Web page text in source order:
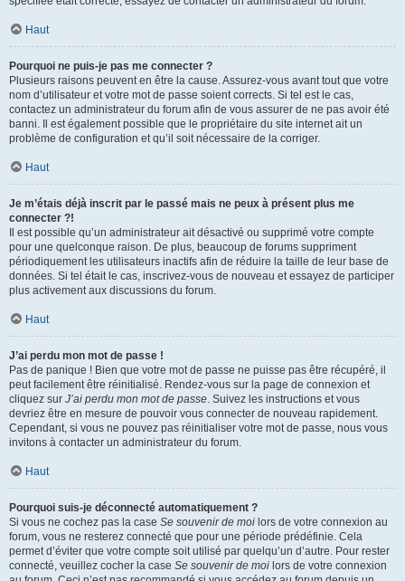
Haut
Pourquoi ne puis-je pas me connecter ?
Plusieurs raisons peuvent en être la cause. Assurez-vous avant tout que votre
nom d’utilisateur et votre mot de passe soient corrects. Si tel est le cas,
contactez un administrateur du forum afin de vous assurer de ne pas avoir été
banni. Il est également possible que le propriétaire du site internet ait un
problème de configuration et qu’il soit nécessaire de la corriger.
Haut
Je m’étais déjà inscrit par le passé mais ne peux à présent plus me
connecter ?!
Il est possible qu’un administrateur ait désactivé ou supprimé votre compte
pour une quelconque raison. De plus, beaucoup de forums suppriment
périodiquement les utilisateurs inactifs afin de réduire la taille de leur base de
données. Si tel était le cas, inscrivez-vous de nouveau et essayez de participer
plus activement aux discussions du forum.
Haut
J’ai perdu mon mot de passe !
Pas de panique ! Bien que votre mot de passe ne puisse pas être récupéré, il
peut facilement être réinitialisé. Rendez-vous sur la page de connexion et
cliquez sur J’ai perdu mon mot de passe. Suivez les instructions et vous
devriez être en mesure de pouvoir vous connecter de nouveau rapidement.
Cependant, si vous ne pouvez pas réinitialiser votre mot de passe, nous vous
invitons à contacter un administrateur du forum.
Haut
Pourquoi suis-je déconnecté automatiquement ?
Si vous ne cochez pas la case Se souvenir de moi lors de votre connexion au
forum, vous ne resterez connecté que pour une période prédéfinie. Cela
permet d’éviter que votre compte soit utilisé par quelqu’un d’autre. Pour rester
connecté, veuillez cocher la case Se souvenir de moi lors de votre connexion